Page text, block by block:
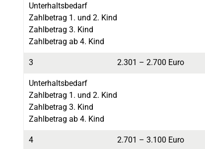
Unterhaltsbedarf
Zahlbetrag 1. und 2. Kind
Zahlbetrag 3. Kind
Zahlbetrag ab 4. Kind
3 2.301 – 2.700 Euro
Unterhaltsbedarf
Zahlbetrag 1. und 2. Kind
Zahlbetrag 3. Kind
Zahlbetrag ab 4. Kind
4 2.701 – 3.100 Euro